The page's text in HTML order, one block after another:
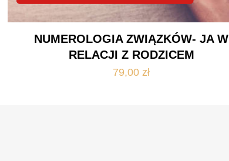
NUMEROLOGIA ZWIĄZKÓW- JA W
RELACJI Z RODZICEM
79,00 zł